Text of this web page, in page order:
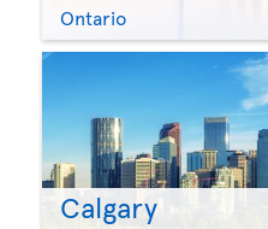
Ontario
Calgary